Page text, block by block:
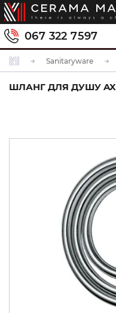
067 322 7597
Sanitaryware
ШЛАНГ ДЛЯ ДУШУ